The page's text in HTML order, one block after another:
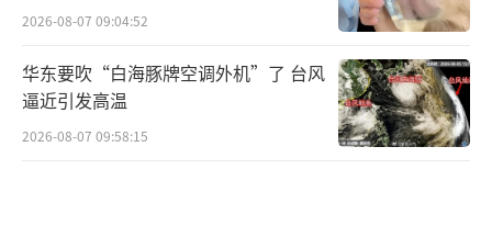
2026-08-07 09:04:52
华东要吹“白海豚牌空调外机”了 台风
逼近引发高温
2026-08-07 09:58:15